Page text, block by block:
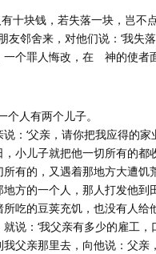
有十块钱，若失落一块，岂
友邻舍来，对他们说：‘我失
一个罪人悔改，在 神的使者
个人有两个儿子。
：‘父亲，请你把我应得的家
，小儿子就把他一切所有的
有的，又遇着那地方大遭饥
方的一个人，那人打发他到
吃的豆荚充饥，也没有人给
就说：‘我父亲有多少的雇工
我父亲那里去，向他说：父亲